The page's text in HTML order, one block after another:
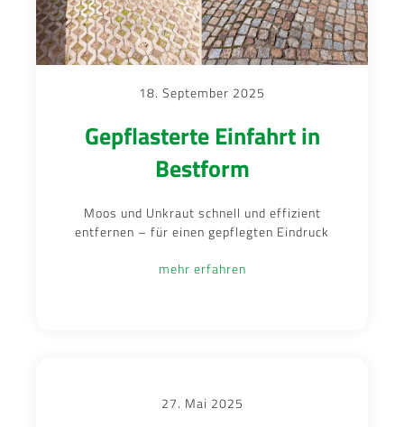
18. September 2025
Gepflasterte Einfahrt in
Bestform
Moos und Unkraut schnell und effizient
entfernen – für einen gepflegten Eindruck
mehr erfahren
27. Mai 2025